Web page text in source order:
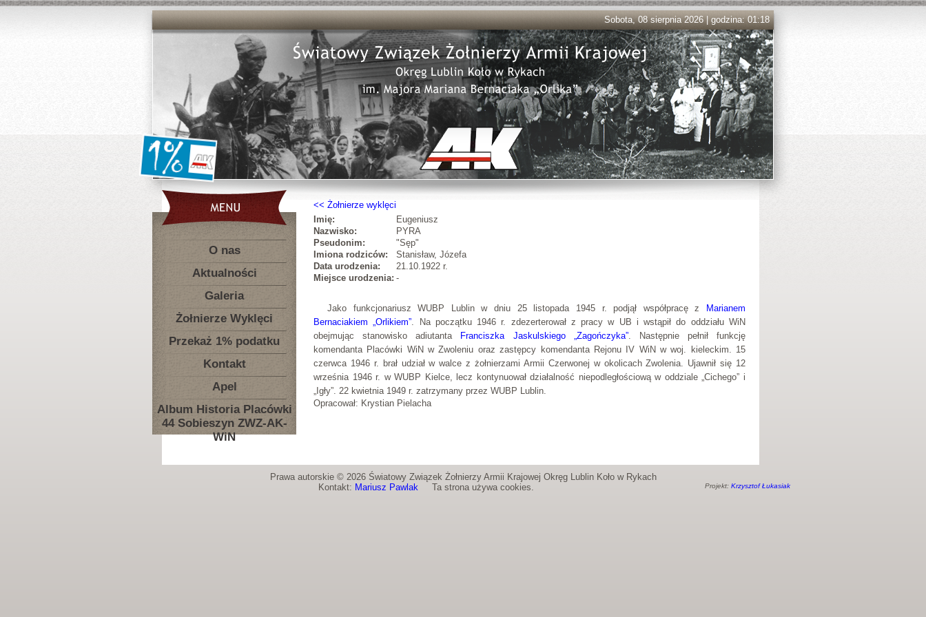
Sobota, 08 sierpnia 2026 | godzina: 01:18
O nas
Aktualności
Galeria
Żołnierze Wyklęci
Przekaż 1% podatku
Kontakt
Apel
Album Historia Placówki
44 Sobieszyn ZWZ-AK-
WiN
Żołnierze wyklęci
Imię:
Eugeniusz
Nazwisko:
PYRA
Pseudonim:
"Sęp"
Imiona rodziców:
Stanisław, Józefa
Data urodzenia:
21.10.1922 r.
Miejsce urodzenia: -
Jako funkcjonariusz WUBP Lublin w dniu 25 listopada 1945 r. podjął współpracę z
Marianem
Bernaciakiem „Orlikiem”. Na początku 1946 r. zdezerterował z pracy w UB i wstąpił do oddziału WiN
obejmując stanowisko adiutanta
Franciszka Jaskulskiego „Zagończyka”. Następnie pełnił funkcję
komendanta Placówki WiN w Zwoleniu oraz zastępcy komendanta Rejonu IV WiN w woj. kieleckim. 15
czerwca 1946 r. brał udział w walce z żołnierzami Armii Czerwonej w okolicach Zwolenia. Ujawnił się 12
września 1946 r. w WUBP Kielce, lecz kontynuował działalność niepodległościową w oddziale „Cichego” i
„Igły”. 22 kwietnia 1949 r. zatrzymany przez WUBP Lublin.
Opracował: Krystian Pielacha
Prawa autorskie © 2026 Światowy Związek Żołnierzy Armii Krajowej Okręg Lublin Koło w Rykach
Kontakt: Mariusz PawlakTa strona używa cookies. Projekt: Krzysztof Łukasiak